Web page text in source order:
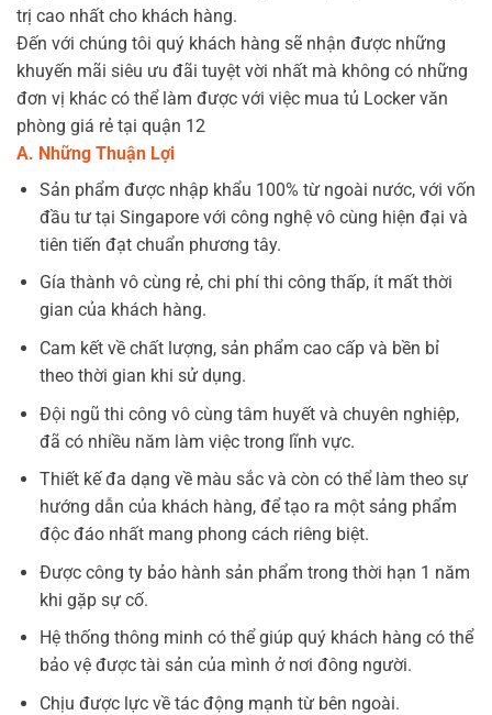
trị cao nhất cho khách hàng.
Đến với chúng tôi quý khách hàng sẽ nhận được những
khuyến mãi siêu ưu đãi tuyệt vời nhất mà không có những
đơn vị khác có thể làm được với việc mua tủ Locker văn
phòng giá rẻ tại quận 12
A. Những Thuận Lợi
Sản phẩm được nhập khẩu 100% từ ngoài nước, với vốn
đầu tư tại Singapore với công nghệ vô cùng hiện đại và
tiên tiến đạt chuẩn phương tây.
Gía thành vô cùng rẻ, chi phí thi công thấp, ít mất thời
gian của khách hàng.
Cam kết về chất lượng, sản phẩm cao cấp và bền bỉ
theo thời gian khi sử dụng.
Đội ngũ thi công vô cùng tâm huyết và chuyên nghiệp,
đã có nhiều năm làm việc trong lĩnh vực.
Thiết kế đa dạng về màu sắc và còn có thể làm theo sự
hướng dẫn của khách hàng, để tạo ra một sảng phẩm
độc đáo nhất mang phong cách riêng biệt.
Được công ty bảo hành sản phẩm trong thời hạn 1 năm
khi gặp sự cố.
Hệ thống thông minh có thể giúp quý khách hàng có thể
bảo vệ được tài sản của mình ở nơi đông người.
Chịu được lực về tác động mạnh từ bên ngoài.